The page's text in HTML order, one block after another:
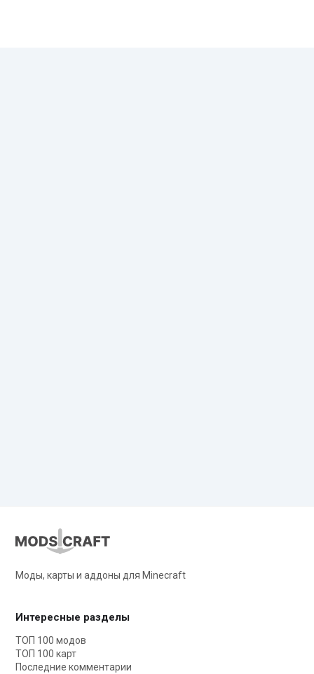
Моды, карты и аддоны для Minecraft
Интересные разделы
ТОП 100 модов
ТОП 100 карт
Последние комментарии